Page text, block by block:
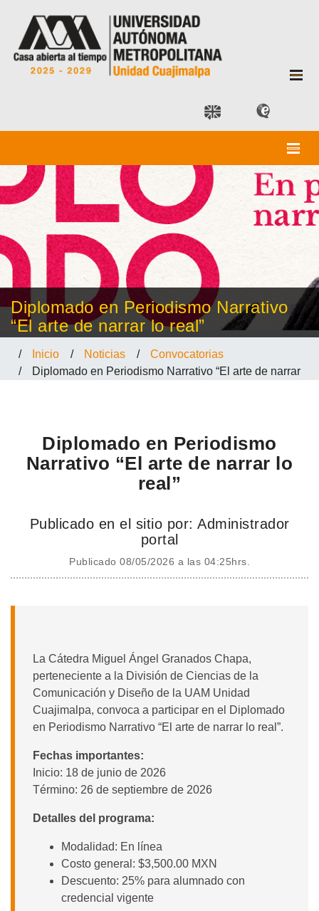
Diplomado en Periodismo Narrativo
“El arte de narrar lo real”
/ Inicio / Noticias /
Convocatorias
/
Diplomado en Periodismo Narrativo “El arte de narrar
Diplomado en Periodismo
Narrativo “El arte de narrar lo
real”
Publicado en el sitio por: Administrador
portal
Publicado 08/05/2026 a las 04:25hrs.
La Cátedra Miguel Ángel Granados Chapa,
perteneciente a la División de Ciencias de la
Comunicación y Diseño de la UAM Unidad
Cuajimalpa, convoca a participar en el Diplomado
en Periodismo Narrativo “El arte de narrar lo real”.
Fechas importantes:
Inicio: 18 de junio de 2026
Término: 26 de septiembre de 2026
Detalles del programa:
Modalidad: En línea
Costo general: $3,500.00 MXN
Descuento: 25% para alumnado con
credencial vigente